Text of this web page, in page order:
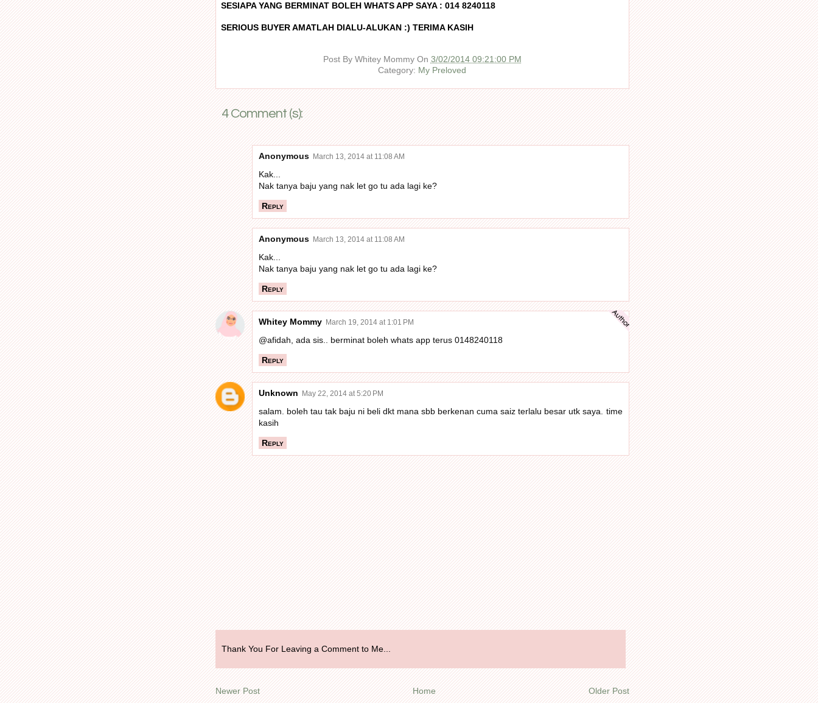
SESIAPA YANG BERMINAT BOLEH WHATS APP SAYA : 014 8240118
SERIOUS BUYER AMATLAH DIALU-ALUKAN :) TERIMA KASIH
Post By Whitey Mommy On 3/02/2014 09:21:00 PM
Category: My Preloved
4 Comment (s):
Anonymous March 13, 2014 at 11:08 AM
Kak...
Nak tanya baju yang nak let go tu ada lagi ke?
Reply
Anonymous March 13, 2014 at 11:08 AM
Kak...
Nak tanya baju yang nak let go tu ada lagi ke?
Reply
Whitey Mommy March 19, 2014 at 1:01 PM
@afidah, ada sis.. berminat boleh whats app terus 0148240118
Reply
Unknown May 22, 2014 at 5:20 PM
salam. boleh tau tak baju ni beli dkt mana sbb berkenan cuma saiz terlalu besar utk saya. time
kasih
Reply
Thank You For Leaving a Comment to Me...
Newer Post Older Post
Home